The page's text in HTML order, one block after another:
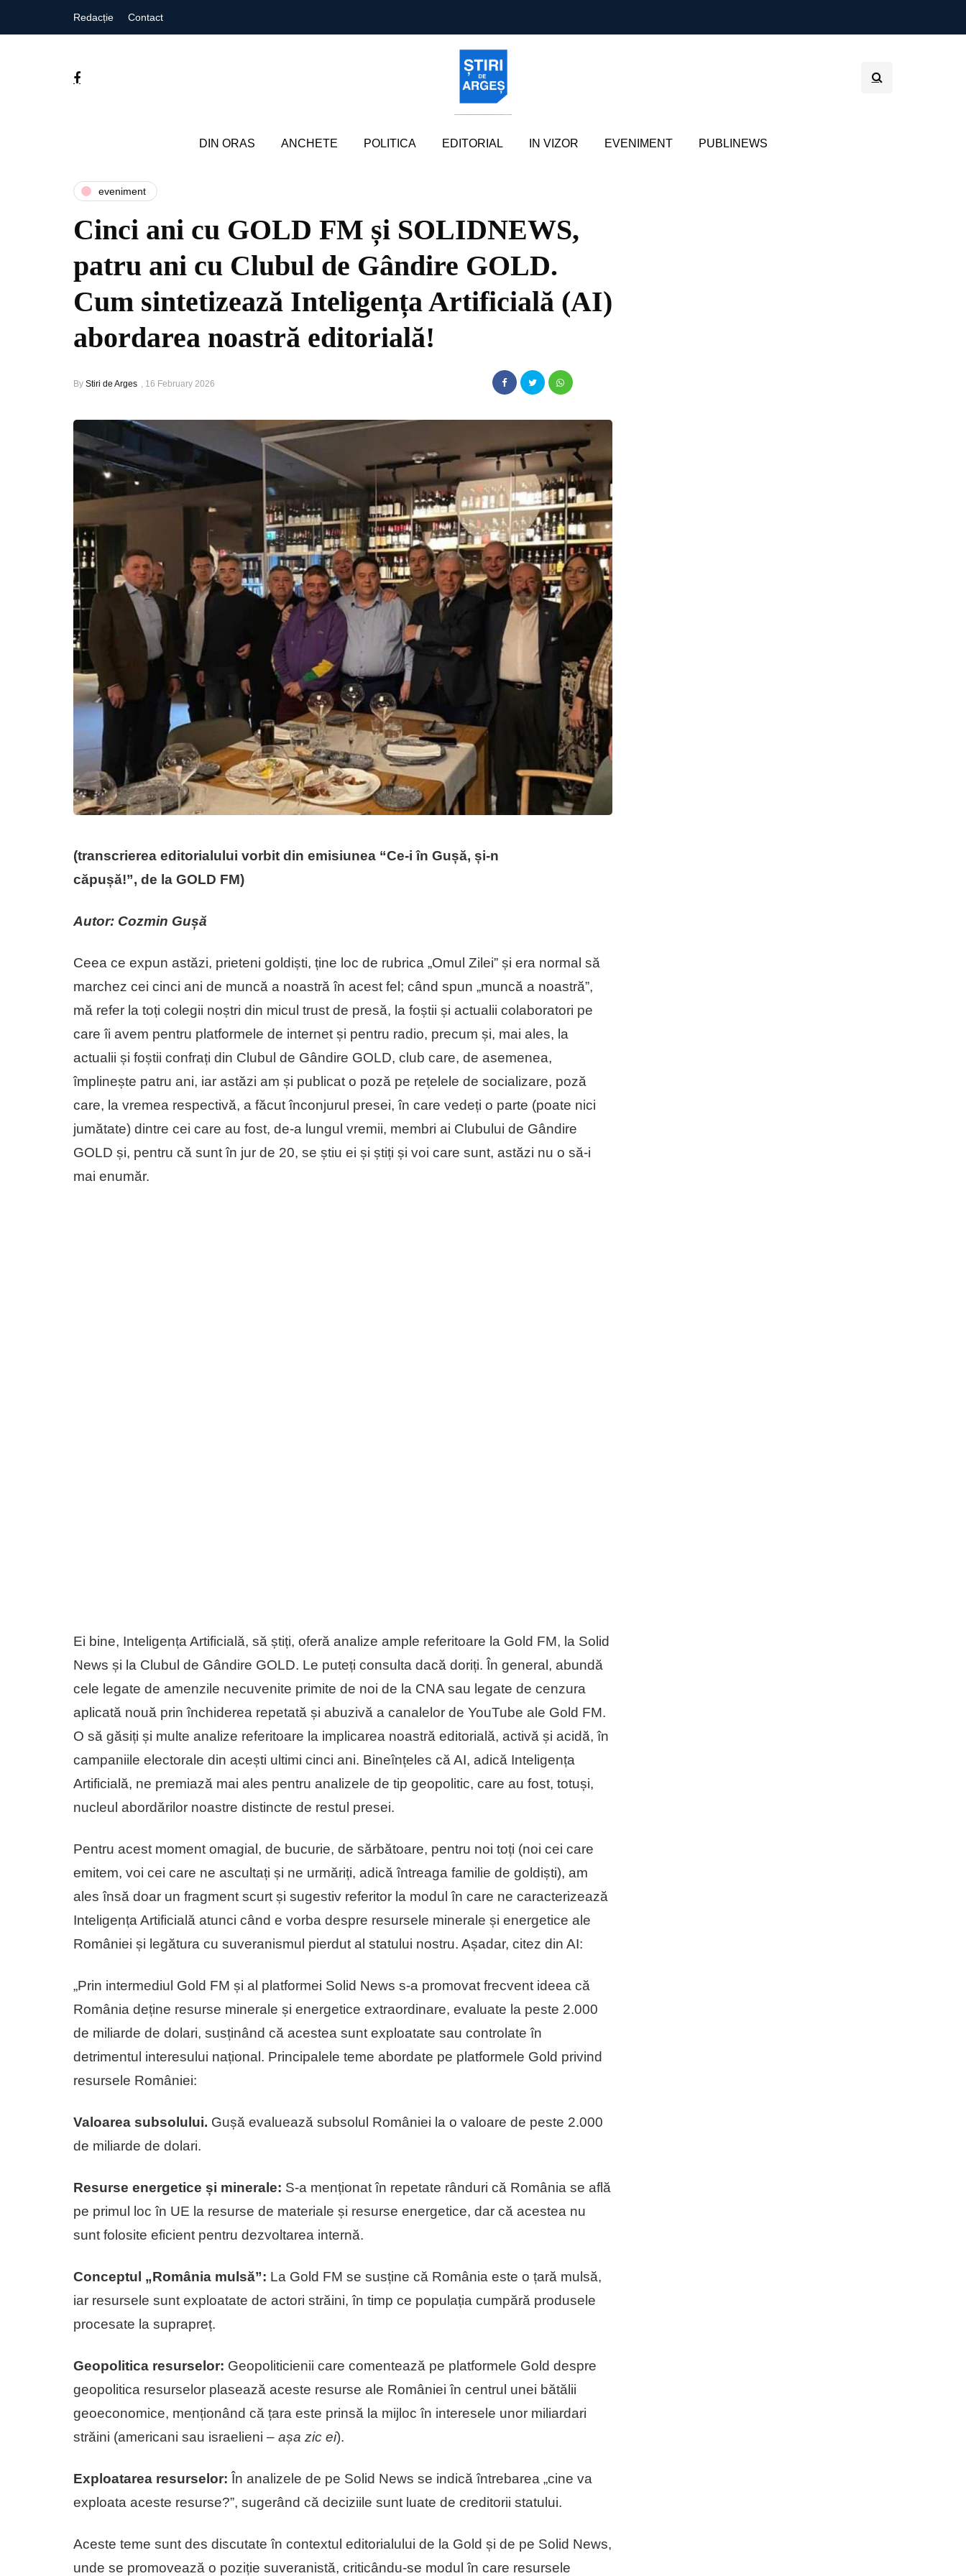
Redacție Contact
DIN ORAS ANCHETE POLITICA EDITORIAL IN VIZOR EVENIMENT PUBLINEWS
eveniment
Cinci ani cu GOLD FM și SOLIDNEWS,
patru ani cu Clubul de Gândire GOLD.
Cum sintetizează Inteligența Artificială (AI)
abordarea noastră editorială!
By Stiri de Arges , 16 February 2026
(transcrierea editorialului vorbit din emisiunea “Ce-i în Gușă, și-n
căpușă!”, de la GOLD FM)
Autor: Cozmin Gușă
Ceea ce expun astăzi, prieteni goldiști, ține loc de rubrica „Omul Zilei” și era normal să
marchez cei cinci ani de muncă a noastră în acest fel; când spun „muncă a noastră”,
mă refer la toți colegii noștri din micul trust de presă, la foștii și actualii colaboratori pe
care îi avem pentru platformele de internet și pentru radio, precum și, mai ales, la
actualii și foștii confrați din Clubul de Gândire GOLD, club care, de asemenea,
împlinește patru ani, iar astăzi am și publicat o poză pe rețelele de socializare, poză
care, la vremea respectivă, a făcut înconjurul presei, în care vedeți o parte (poate nici
jumătate) dintre cei care au fost, de-a lungul vremii, membri ai Clubului de Gândire
GOLD și, pentru că sunt în jur de 20, se știu ei și știți și voi care sunt, astăzi nu o să-i
mai enumăr.
Ei bine, Inteligența Artificială, să știți, oferă analize ample referitoare la Gold FM, la Solid
News și la Clubul de Gândire GOLD. Le puteți consulta dacă doriți. În general, abundă
cele legate de amenzile necuvenite primite de noi de la CNA sau legate de cenzura
aplicată nouă prin închiderea repetată și abuzivă a canalelor de YouTube ale Gold FM.
O să găsiți și multe analize referitoare la implicarea noastră editorială, activă și acidă, în
campaniile electorale din acești ultimi cinci ani. Bineînțeles că AI, adică Inteligența
Artificială, ne premiază mai ales pentru analizele de tip geopolitic, care au fost, totuși,
nucleul abordărilor noastre distincte de restul presei.
Pentru acest moment omagial, de bucurie, de sărbătoare, pentru noi toți (noi cei care
emitem, voi cei care ne ascultați și ne urmăriți, adică întreaga familie de goldiști), am
ales însă doar un fragment scurt și sugestiv referitor la modul în care ne caracterizează
Inteligența Artificială atunci când e vorba despre resursele minerale și energetice ale
României și legătura cu suveranismul pierdut al statului nostru. Așadar, citez din AI:
„Prin intermediul Gold FM și al platformei Solid News s-a promovat frecvent ideea că
România deține resurse minerale și energetice extraordinare, evaluate la peste 2.000
de miliarde de dolari, susținând că acestea sunt exploatate sau controlate în
detrimentul interesului național. Principalele teme abordate pe platformele Gold privind
resursele României:
Valoarea subsolului. Gușă evaluează subsolul României la o valoare de peste 2.000
de miliarde de dolari.
Resurse energetice și minerale: S-a menționat în repetate rânduri că România se află
pe primul loc în UE la resurse de materiale și resurse energetice, dar că acestea nu
sunt folosite eficient pentru dezvoltarea internă.
Conceptul „România mulsă”: La Gold FM se susține că România este o țară mulsă,
iar resursele sunt exploatate de actori străini, în timp ce populația cumpără produsele
procesate la suprapreț.
Geopolitica resurselor: Geopoliticienii care comentează pe platformele Gold despre
geopolitica resurselor plasează aceste resurse ale României în centrul unei bătălii
geoeconomice, menționând că țara este prinsă la mijloc în interesele unor miliardari
străini (americani sau israelieni – așa zic ei).
Exploatarea resurselor: În analizele de pe Solid News se indică întrebarea „cine va
exploata aceste resurse?”, sugerând că deciziile sunt luate de creditorii statului.
Aceste teme sunt des discutate în contextul editorialului de la Gold și de pe Solid News,
unde se promovează o poziție suveranistă, criticându-se modul în care resursele